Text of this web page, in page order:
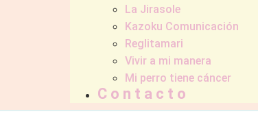
La Jirasole
Kazoku Comunicación
Reglitamari
Vivir a mi manera
Mi perro tiene cáncer
Contacto